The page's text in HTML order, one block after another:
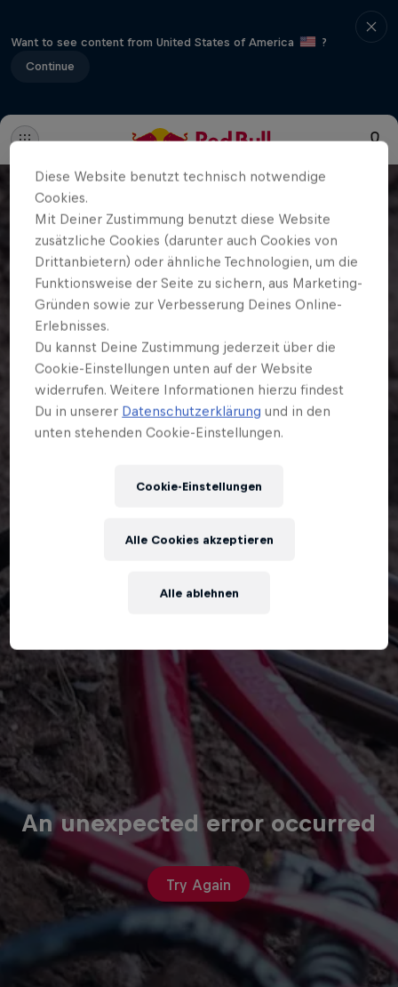
Want to see content from United States of America
?
Continue
An unexpected error occurred
Try Again
Diese Website benutzt technisch notwendige
Cookies.
Mit Deiner Zustimmung benutzt diese Website
zusätzliche Cookies (darunter auch Cookies von
Drittanbietern) oder ähnliche Technologien, um die
Funktionsweise der Seite zu sichern, aus Marketing-
Gründen sowie zur Verbesserung Deines Online-
Erlebnisses.
Du kannst Deine Zustimmung jederzeit über die
Cookie-Einstellungen unten auf der Website
widerrufen. Weitere Informationen hierzu findest
Du in unserer Datenschutzerklärung und in den
unten stehenden Cookie-Einstellungen.
Cookie-Einstellungen
Alle ablehnen
Alle Cookies akzeptieren